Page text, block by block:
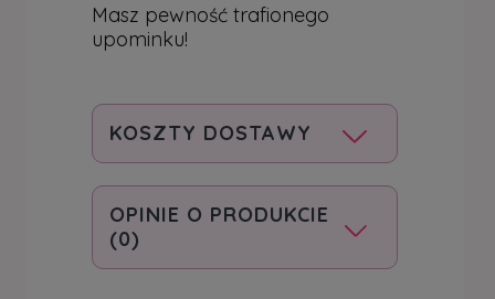
Masz pewność trafionego
upominku!
KOSZTY DOSTAWY
OPINIE O PRODUKCIE
(0)